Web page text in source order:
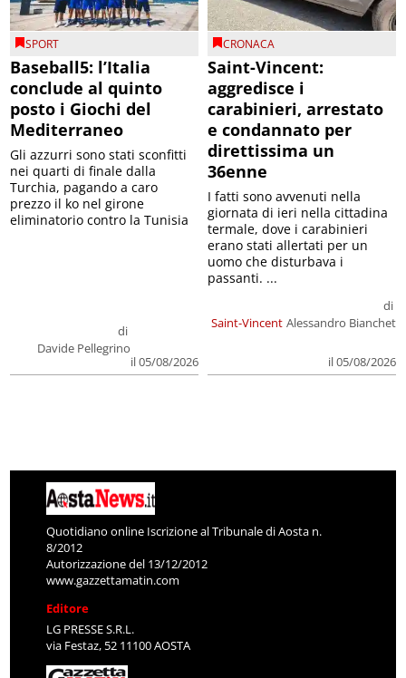
SPORT
Baseball5: l’Italia
conclude al quinto
posto i Giochi del
Mediterraneo
di
Davide Pellegrino
il 05/08/2026
Gli azzurri sono stati sconfitti
nei quarti di finale dalla
Turchia, pagando a caro
prezzo il ko nel girone
eliminatorio contro la Tunisia
CRONACA
Saint-Vincent:
aggredisce i
carabinieri, arrestato
e condannato per
direttissima un
36enne
Saint-Vincent
di
Alessandro Bianchet
il 05/08/2026
I fatti sono avvenuti nella
giornata di ieri nella cittadina
termale, dove i carabinieri
erano stati allertati per un
uomo che disturbava i
passanti. ...
Quotidiano online Iscrizione al Tribunale di Aosta n.
8/2012
Autorizzazione del 13/12/2012
www.gazzettamatin.com
Editore
LG PRESSE S.R.L.
via Festaz, 52 11100 AOSTA